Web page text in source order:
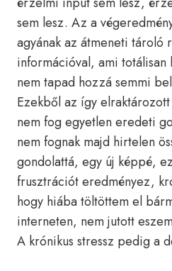
sem lesz. Az a
agyának az átmeneti tároló
információval, ami totálisan
nem tapad hozzá semmi
Ezekből az így
nem fog egyetlen eredeti
nem fognak majd hirtelen
gondolattá, egy új képpé,
frusztrációt eredményez,
hogy hiába töltöttem el
interneten, nem jutott
A krónikus stressz pedig a